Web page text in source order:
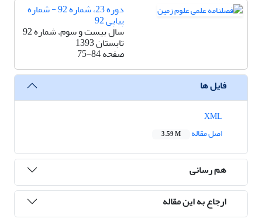
دوره 23، شماره 92 - شماره
پیاپی 92
سال بیست و سوم، شماره 92
تابستان 1393
صفحه75-84
فایل ها
اصل مقاله
3.59 M
هم رسانی
ارجاع به این مقاله